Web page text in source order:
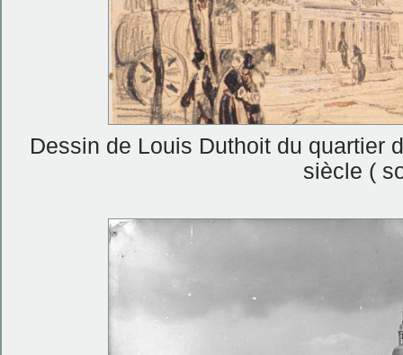
Dessin de Louis Duthoit du quartier
siècle (